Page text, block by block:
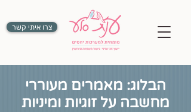
צרו איתי קשר
הבלוג: מאמרים מעוררי
מחשבה על זוגיות ומיניות